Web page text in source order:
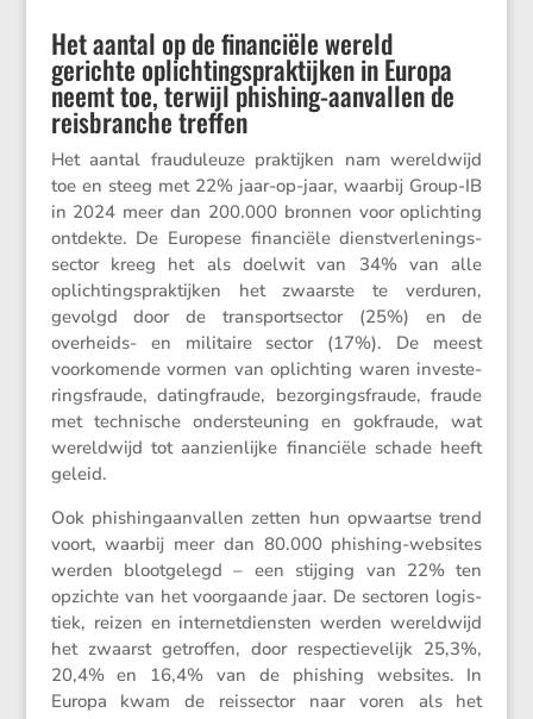
Het aantal op de financiële wereld
gerichte oplichtingspraktijken in Europa
neemt toe, terwijl phishing-aanvallen de
reisbranche treffen
Het aantal fraudu­leuze praktijken nam wereld­wijd
toe en steeg met 22% jaar-op-jaar, waarbij Group-IB
in 2024 meer dan 200.000 bronnen voor oplich­ting
ontdekte. De Europese finan­ciële dienst­ver­le­nings­
sector kreeg het als doelwit van 34% van alle
oplich­tings­prak­tijken het zwaarste te verduren,
gevolgd door de trans­port­sector (25%) en de
overheids- en militaire sector (17%). De meest
voorko­mende vormen van oplich­ting waren inves­te­
rings­fraude, dating­fraude, bezor­gings­fraude, fraude
met techni­sche onder­steu­ning en gokfraude, wat
wereld­wijd tot aanzien­lijke finan­ciële schade heeft
geleid.
Ook phishing­aan­vallen zetten hun opwaartse trend
voort, waarbij meer dan 80.000 phishing-websites
werden bloot­ge­legd – een stijging van 22% ten
opzichte van het voorgaande jaar. De sectoren logis­
tiek, reizen en inter­net­dien­sten werden wereld­wijd
het zwaarst getroffen, door respec­tie­ve­lijk 25,3%,
20,4% en 16,4% van de phishing websites. In
Europa kwam de reissector naar voren als het